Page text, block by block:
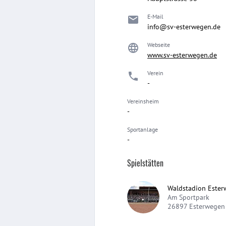
E-Mail
info@sv-esterwegen.de
Webseite
www.sv-esterwegen.de
Verein
-
Vereinsheim
-
Sportanlage
-
Spielstätten
Waldstadion
Am Sportpark
26897 Esterwegen